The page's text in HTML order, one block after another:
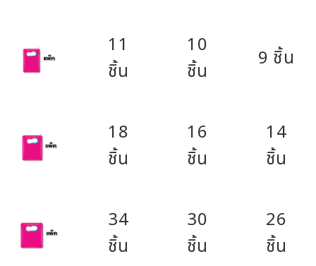
11
ชิ้น
10
ชิ้น
9 ชิ้น
18
ชิ้น
16
ชิ้น
14
ชิ้น
34
ชิ้น
30
ชิ้น
26
ชิ้น